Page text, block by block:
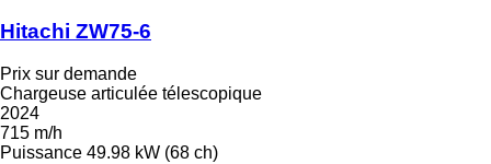
Hitachi ZW75-6
Prix sur demande
Chargeuse articulée télescopique
2024
715 m/h
Puissance 49.98 kW (68 ch)